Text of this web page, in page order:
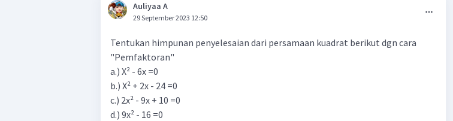
Auliyaa A
29 September 2023 12:50
Tentukan himpunan penyelesaian dari persamaan kuadrat berikut dgn cara
"Pemfaktoran"
a.) X² - 6x =0
b.) X² + 2x - 24 =0
c.) 2x² - 9x + 10 =0
d.) 9x² - 16 =0